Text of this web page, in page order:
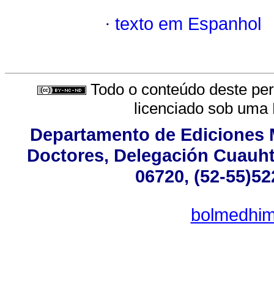
· texto em Espanhol
Todo o conteúdo deste
licenciado sob uma
Departamento de Ediciones
Doctores, Delegación
06720, (52-